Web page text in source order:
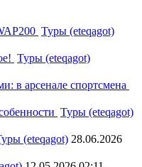
Туры (eteqagot)
Туры (eteqagot)
в арсенале спортсмена
Туры (eteqagot)
(eteqagot) 28.06.2026